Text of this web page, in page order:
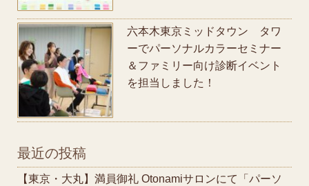
六本木東京ミッドタウン タワ
ーでパーソナルカラーセミナー
＆ファミリー向け診断イベント
を担当しました！
最近の投稿
【東京・大丸】満員御礼 Otonamiサロンにて「パーソ